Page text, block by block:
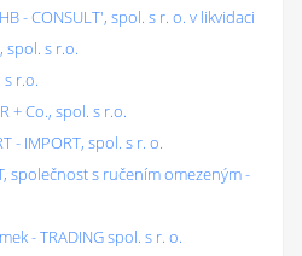
- CONSULT', spol. s r. o. v likvidaci
spol. s r.o.
s r.o.
+ Co., spol. s r.o.
- IMPORT, spol. s r. o.
společnost s ručením omezeným -
- TRADING spol. s r. o.